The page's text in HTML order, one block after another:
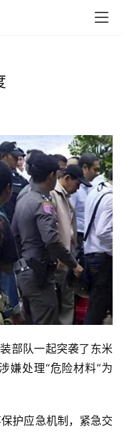
部队一起突袭了东米
嫌处理“危险材料”为
护应急机制，紧急交